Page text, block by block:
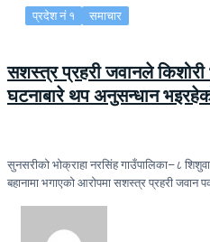
प्रदेश नं १ समाचार
सशस्त्र प्रहरी जवानले
घटनाबारे थप अनुसन्धान
सुनसरीको भोक्राहा नरसिंह गाउँपालिका–८
बहानामा भगाएको आरोपमा सशस्त्र प्रहरी जवान